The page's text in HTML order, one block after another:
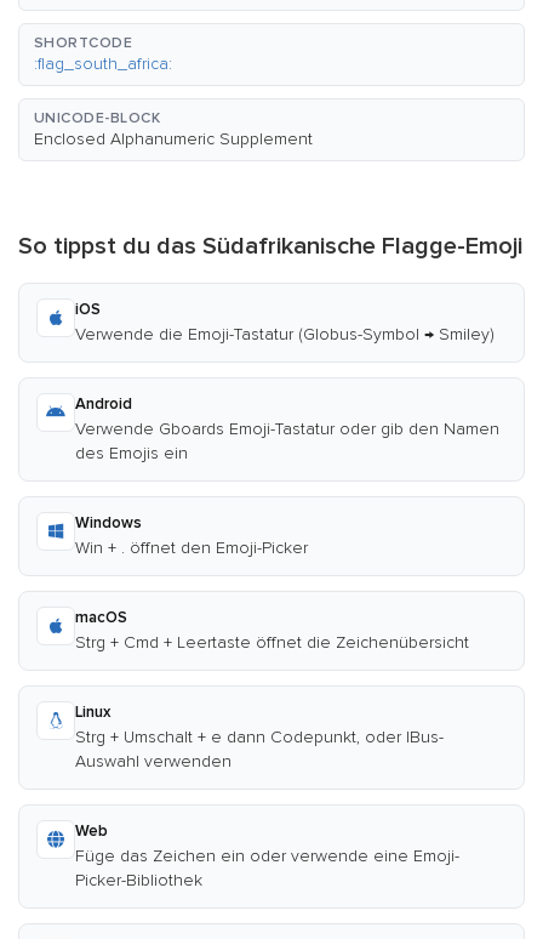
SHORTCODE
:flag_south_africa:
UNICODE-BLOCK
Enclosed Alphanumeric Supplement
So tippst du das Südafrikanische Flagge-Emoji
iOS
Verwende die Emoji-Tastatur (Globus-Symbol → Smiley)
Android
Verwende Gboards Emoji-Tastatur oder gib den Namen
des Emojis ein
Windows
Win + . öffnet den Emoji-Picker
macOS
Strg + Cmd + Leertaste öffnet die Zeichenübersicht
Linux
Strg + Umschalt + e dann Codepunkt, oder IBus-
Auswahl verwenden
Web
Füge das Zeichen ein oder verwende eine Emoji-
Picker-Bibliothek